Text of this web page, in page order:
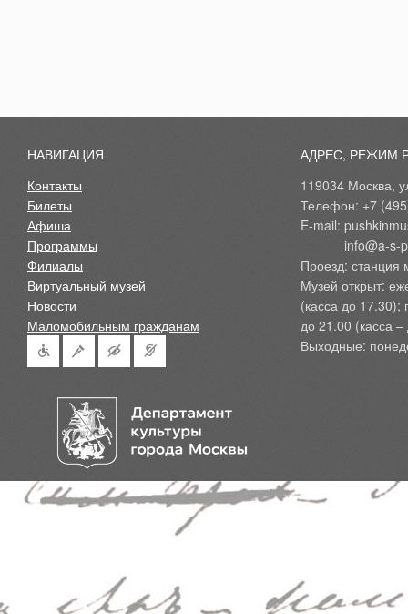
НАВИГАЦИЯ
Контакты
Билеты
Афиша
Программы
Филиалы
Виртуальный музей
Новости
Маломобильным гражданам
АДРЕС, РЕЖИМ
119034 Москва,
Телефон: +7
E-mail:
Проезд: станция
Музей открыт:
(касса до 17.30);
до 21.00 (касса
Выходные: